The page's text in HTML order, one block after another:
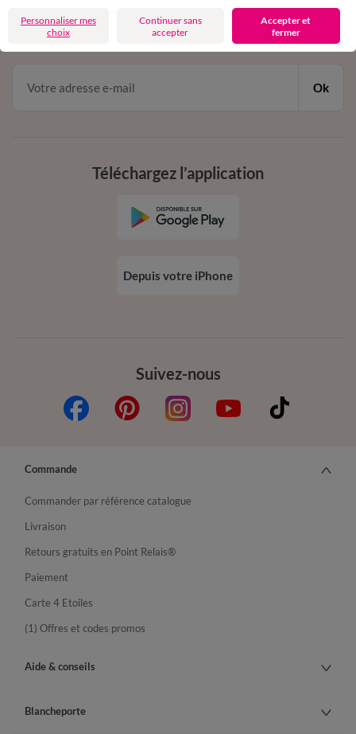
en vous inscrivant à la newsletter
dès 20€ d’achat
conditions dans votre email de confirmation
Ok
Suivez-nous
Téléchargez l’application
Depuis votre iPhone
Commande
Commander par référence catalogue
Livraison
Retours gratuits en Point Relais®
Paiement
Carte 4 Etoiles
(1) Offres et codes promos
Aide & conseils
Blancheporte
Personnaliser mes
choix
Continuer sans
accepter
Accepter et
fermer